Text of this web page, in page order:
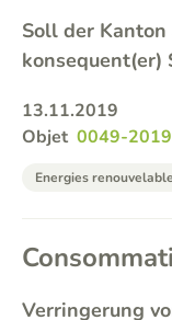
Soll der
konsequent(er)
13.11.2019
Objet 0049-2019
Energies
Verringerung